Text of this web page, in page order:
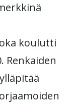
koulutti
Renkaiden